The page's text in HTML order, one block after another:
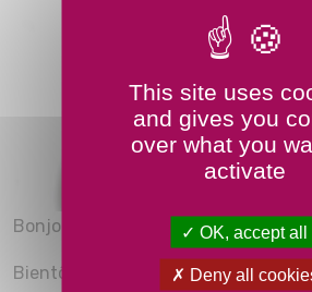
Bonjour,
Bientôt la fête des mères, n’hésitez
This site uses
and gives you
over what you
activate
OK, accept all
Deny all